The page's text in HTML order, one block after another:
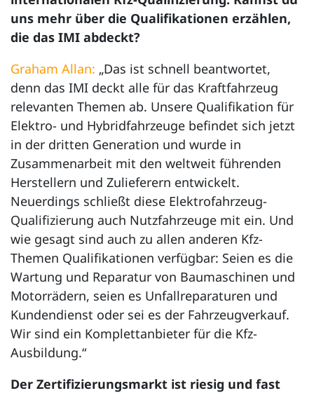
uns mehr über die Qualifikationen erzählen,
die das IMI abdeckt?
Graham Allan: „Das ist schnell beantwortet,
denn das IMI deckt alle für das Kraftfahrzeug
relevanten Themen ab. Unsere Qualifikation für
Elektro- und Hybridfahrzeuge befindet sich jetzt
in der dritten Generation und wurde in
Zusammenarbeit mit den weltweit führenden
Herstellern und Zulieferern entwickelt.
Neuerdings schließt diese Elektrofahrzeug-
Qualifizierung auch Nutzfahrzeuge mit ein. Und
wie gesagt sind auch zu allen anderen Kfz-
Themen Qualifikationen verfügbar: Seien es die
Wartung und Reparatur von Baumaschinen und
Motorrädern, seien es Unfallreparaturen und
Kundendienst oder sei es der Fahrzeugverkauf.
Wir sind ein Komplettanbieter für die Kfz-
Ausbildung.“
Der Zertifizierungsmarkt ist riesig und fast